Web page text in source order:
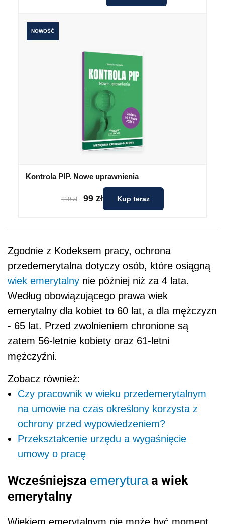
NOWOŚĆ
Kontrola PIP. Nowe uprawnienia
119 zł 99 zł Kup teraz
Zgodnie z Kodeksem pracy, ochrona
przedemerytalna dotyczy osób, które osiągną
wiek emerytalny nie później niż za 4 lata.
Według obowiązującego prawa wiek
emerytalny dla kobiet to 60 lat, a dla mężczyzn
- 65 lat. Przed zwolnieniem chronione są
zatem 56-letnie kobiety oraz 61-letni
mężczyźni.
Zobacz również:
Czy pracownik w wieku przedemerytalnym
na umowie na czas określony korzysta z
ochrony przed wypowiedzeniem?
Przekształcenie urzędu a wygaśnięcie
umowy o pracę
Wcześniejsza emeryturaa wiek
emerytalny